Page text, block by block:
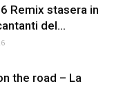
Remix stasera in
del...
the road – La